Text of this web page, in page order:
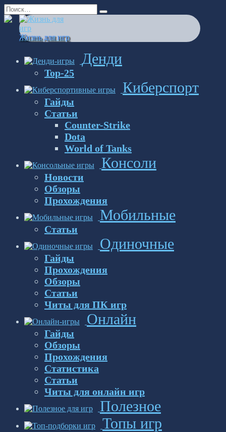
Перейти
к
содержанию
Search
for:
Жизнь для игр
Денди
Top-25
Киберспорт
Гайды
Статьи
Counter-Strike
Dota
World of Tanks
Консоли
Новости
Обзоры
Прохождения
Мобильные
Статьи
Одиночные
Гайды
Прохождения
Обзоры
Статьи
Читы для ПК игр
Онлайн
Гайды
Обзоры
Прохождения
Статистика
Статьи
Читы для онлайн игр
Полезное
Топы игр